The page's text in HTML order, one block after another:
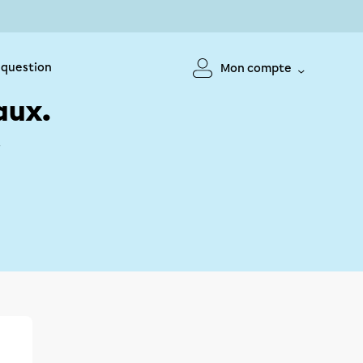
question Mon compte